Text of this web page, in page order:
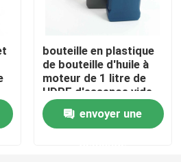
de sauce à compression
de blanchisserie
des bouteilles
bouteille en plastique
de bouteille d'huile à
moteur de 1 litre de
HDPE d'essence vide
en plastique d'huile de
lubrificationenvoyer une